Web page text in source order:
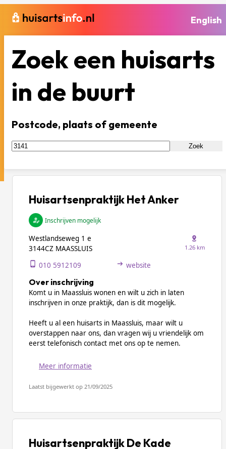
English
Zoek een huisarts
in de buurt
Postcode, plaats of gemeente
Zoek
Huisartsenpraktijk Het Anker
Inschrijven mogelijk
Westlandseweg 1 e
3144CZ MAASSLUIS
1.26 km
010 5912109 website
Over inschrijving
Komt u in Maassluis wonen en wilt u zich in laten
inschrijven in onze praktijk, dan is dit mogelijk.
Heeft u al een huisarts in Maassluis, maar wilt u
overstappen naar ons, dan vragen wij u vriendelijk om
eerst telefonisch contact met ons op te nemen.
Meer informatie
Laatst bijgewerkt op 21/09/2025
Huisartsenpraktijk De Kade